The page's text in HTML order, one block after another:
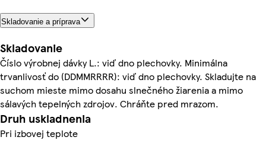
Skladovanie a príprava
Skladovanie
Číslo výrobnej dávky L.: viď dno plechovky. Minimálna
trvanlivosť do (DDMMRRRR): viď dno plechovky. Skladujte na
suchom mieste mimo dosahu slnečného žiarenia a mimo
sálavých tepelných zdrojov. Chráňte pred mrazom.
Druh uskladnenia
Pri izbovej teplote